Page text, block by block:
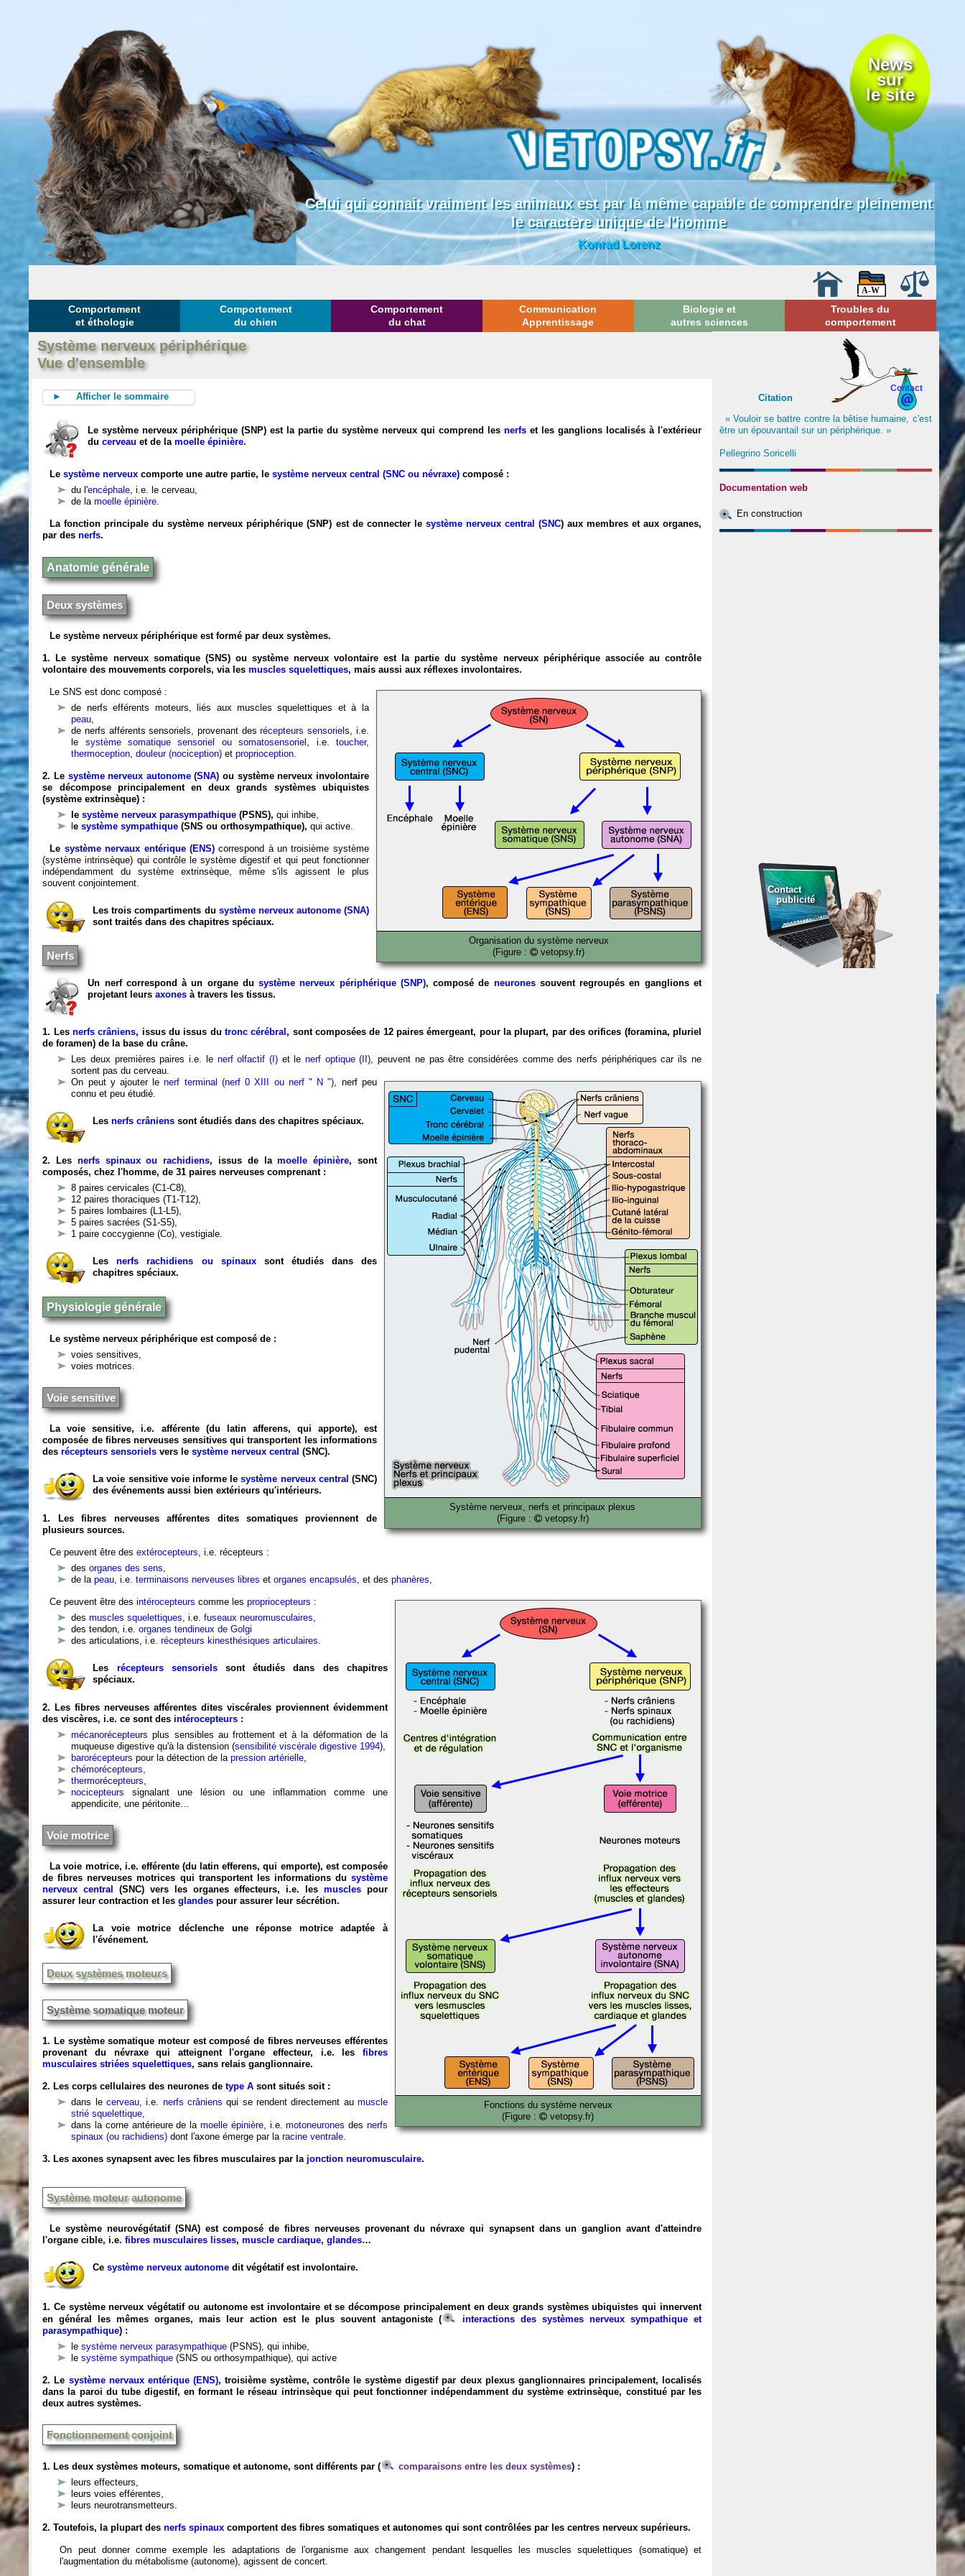
News
sur
le site
Celui qui connait vraiment les animaux est par là même capable de comprendre pleinement
le caractère unique de l'homme
Konrad Lorenz
Comportement
et éthologie
Comportement
du chien
Comportement
du chat
Communication
Apprentissage
Biologie et
autres sciences
Troubles du
comportement
Système nerveux périphérique
Vue d'ensemble
► Afficher le sommaire
Le système nerveux périphérique (SNP) est la partie du système nerveux qui comprend les nerfset les ganglions localisés à l'extérieur
ducerveau et de lamoelle épinière.
Lesystème nerveux comporte une autre partie, lesystème nerveux central (SNC ou névraxe) composé :
du l'encéphale, i.e. le cerveau,
de lamoelle épinière.
La fonction principale du système nerveux périphérique (SNP) est de connecter le système nerveux central (SNC) aux membres et aux organes,
par desnerfs.
Anatomie générale
Deux systèmes
Le système nerveux périphérique est formé par deux systèmes.
1. Le système nerveux somatique (SNS) ou système nerveux volontaire est la partie du système nerveux périphérique associée au contrôle
volontaire des mouvements corporels, via lesmuscles squelettiques, mais aussi aux réflexes involontaires.
Organisation du système nerveux
(Figure :
vetopsy.fr)
Le SNS est donc composé :
de nerfs efférents moteurs,
liés aux muscles squelettiques et à la
peau,
de nerfs afférents sensoriels, provenant desrécepteurs sensoriels, i.e.
le système somatique sensoriel ou somatosensoriel , i.e. toucher,
thermoception,douleur (nociception) etproprioception.
2. Lesystème nerveux autonome (SNA) ou système nerveux involontaire
se décompose principalement en deux grands systèmes ubiquistes
(système extrinsèque) :
lesystème nerveux parasympathique (PSNS), qui inhibe,
lesystème sympathique (SNS ou orthosympathique),qui active.
Le système nervaux entérique (ENS)correspond à un troisième système
(système intrinsèque) qui contrôle le système digestif et qui peut fonctionner
indépendamment du système extrinsèque, même s'ils agissent le plus
souvent conjointement.
Les trois compartiments du système nerveux autonome (SNA)
sont traités dans des chapitres spéciaux.
Nerfs
Un nerf correspond à un organe dusystème nerveux périphérique (SNP), composé de neuronessouvent regroupés en ganglions et
projetant leursaxones à travers les tissus.
1. Les nerfs crâniens, issus du issus du tronc cérébral, sont composées de 12 paires émergeant, pour la plupart, par des orifices (foramina, pluriel
de foramen) de la base du crâne.
Les deux premières paires i.e. le nerf olfactif (I)et lenerf optique (II), peuvent ne pas être considérées comme des nerfs périphériques car ils ne
sortent pas du cerveau.
Système nerveux, nerfs et principaux plexus
(Figure :
vetopsy.fr)
On peut y ajouter lenerf terminal (nerf 0 XIII ou nerf " N "), nerf peu
connu et peu étudié.
Lesnerfs crâniens sont étudiés dans des chapitres spéciaux.
2. Les nerfs spinaux ou rachidiens, issus de lamoelle épinière, sont
composés, chez l'homme, de 31 paires nerveuses comprenant :
8 paires cervicales (C1-C8),
12 paires thoraciques (T1-T12),
5 paires lombaires (L1-L5),
5 paires sacrées (S1-S5),
1 paire coccygienne (Co), vestigiale.
Lesnerfs rachidiens ou spinauxsont étudiés dans des
chapitres spéciaux.
Physiologie générale
Le système nerveux périphérique est composé de :
voies sensitives,
voies motrices.
Voie sensitive
La voie sensitive, i.e. afférente (du latin afferens, qui apporte), est
composée de fibres nerveuses sensitives qui transportent les informations
desrécepteurs sensoriels vers lesystème nerveux central (SNC).
La voie sensitive voie informe lesystème nerveux central (SNC)
des événements aussi bien extérieurs qu'intérieurs.
1. Les fibres nerveuses afférentes dites somatiques proviennent de
plusieurs sources.
Ce peuvent être desextérocepteurs, i.e. récepteurs :
desorganes des sens,
de lapeau, i.e.terminaisons nerveuses libres etorganes encapsulés, et desphanères,
Fonctions du système nerveux
(Figure :
vetopsy.fr)
Ce peuvent être desintérocepteurs comme lespropriocepteurs :
desmuscles squelettiques, i.e.fuseaux neuromusculaires,
des tendon, i.e.organes tendineux de Golgi
des articulations,i.e.récepteurs kinesthésiques articulaires.
Les récepteurs sensoriels sont étudiés dans des chapitres
spéciaux.
2. Les fibres nerveuses afférentes dites viscérales proviennent évidemment
des viscères, i.e. ce sont desintérocepteurs :
mécanorécepteurs plus sensibles au frottement et à la déformation de la
muqueuse digestive qu'à la distension (sensibilité viscérale digestive 1994),
barorécepteurs pour la détection de lapression artérielle,
chémorécepteurs,
thermorécepteurs,
nocicepteurs signalant une lésion ou une inflammation comme une
appendicite, une péritonite…
Voie motrice
La voie motrice, i.e. efférente (du latin efferens, qui emporte), est composée
de fibres nerveuses motrices qui transportent les informations du système
nerveux central
(SNC) vers les organes effecteurs, i.e. les muscles pour
assurer leur contraction et lesglandes pour assurer leur sécrétion.
La voie motrice déclenche une réponse motrice adaptée à
l'événement.
Deux systèmes moteurs
Système somatique moteur
1. Le système somatique moteur est composé de fibres nerveuses efférentes
provenant du névraxe qui atteignent l'organe effecteur, i.e. les fibres
musculaires striées squelettiques, sans relais ganglionnaire.
2. Les corps cellulaires des neurones de type Asont situés soit :
dans le cerveau, i.e. nerfs crâniens qui se rendent directement au muscle
strié squelettique,
dans la corne antérieure de la moelle épinière, i.e.motoneurones des nerfs
spinaux (ou rachidiens) dont l'axone émerge par laracine ventrale.
3. Les axones synapsent avec les fibres musculaires par la jonction neuromusculaire.
Système moteur autonome
Le système neurovégétatif (SNA) est composé de fibres nerveuses provenant du névraxe qui synapsent dans un ganglion avant d'atteindre
l'organe cible, i.e.fibres musculaires lisses,muscle cardiaque,glandes…
Cesystème nerveux autonome dit végétatif est involontaire.
1. Ce système nerveuxvégétatifou autonome estinvolontaire et se décompose principalement en deux grands systèmes ubiquistes qui innervent
en général les mêmes organes, mais leur action est le plus souvent antagoniste (
interactions des systèmes nerveux sympathique et
parasympathique) :
lesystème nerveux parasympathique (PSNS), qui inhibe,
lesystème sympathique (SNS ou orthosympathique), qui active
2. Le système nervaux entérique (ENS), troisième système, contrôle le système digestif par deux plexus ganglionnaires principalement, localisés
dans la paroi du tube digestif, en formant le réseau intrinsèque qui peut fonctionner indépendamment du système extrinsèque, constitué par les
deux autres systèmes.
Fonctionnement conjoint
1. Les deux systèmes moteurs, somatique et autonome, sont différents par ( comparaisons entre les deux systèmes) :
leurs effecteurs,
leurs voies efférentes,
leurs neurotransmetteurs.
2. Toutefois, la plupart desnerfs spinaux comportent des fibres somatiques et autonomes qui sont contrôlées par les centres nerveux supérieurs.
On peut donner comme exemple les adaptations de l'organisme aux changement pendant lesquelles les muscles squelettiques (somatique) et
l'augmentation du métabolisme (autonome), agissent de concert.
Contact
Citation
« Vouloir se battre contre la bêtise humaine, c'est
être un épouvantail sur un périphérique. »
Pellegrino Soricelli
Documentation web
En construction
Contact
publicité